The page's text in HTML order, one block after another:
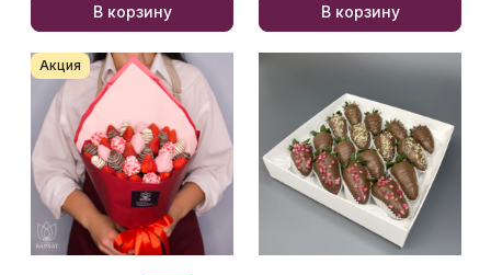
В корзину В корзину
Акция